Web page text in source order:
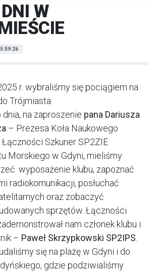
W
r. wybraliśmy się pociągiem na
Trójmiasta.
na zaproszenie pana Dariusza
– Prezesa Koła Naukowego
Szkuner SP2ZIE
Morskiego w Gdyni, mieliśmy
wyposażenie klubu, zapoznać
radiokomunikacji, posłuchać
oraz zobaczyć
sprzętów. Łączności
nam członek klubu i
– Paweł Skrzypkowski SP2IPS
się na plażę w Gdyni i do
gdzie podziwialiśmy